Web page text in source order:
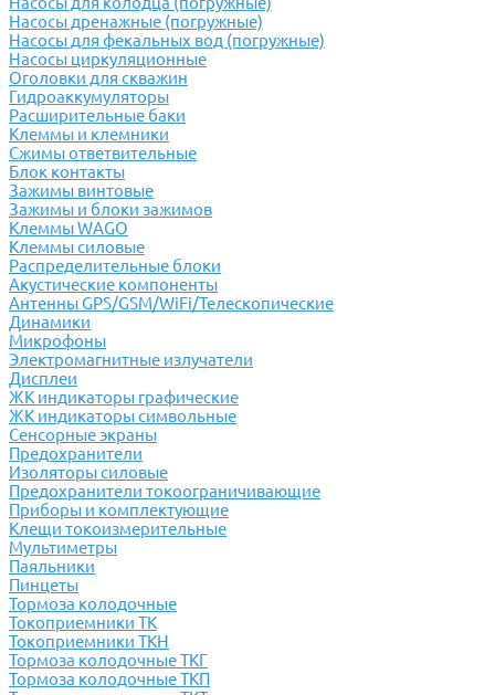
Насосы дренажные (погружные)
Насосы для фекальных вод (погружные)
Насосы циркуляционные
Оголовки для скважин
Гидроаккумуляторы
Расширительные баки
Клеммы и клемники
Cжимы ответвительные
Блок контакты
Зажимы винтовые
Зажимы и блоки зажимов
Клеммы WAGO
Клеммы силовые
Распределительные блоки
Акустические компоненты
Антенны GPS/GSM/WiFi/Телескопические
Динамики
Микрофоны
Электромагнитные излучатели
Дисплеи
ЖК индикаторы графические
ЖК индикаторы символьные
Сенсорные экраны
Предохранители
Изоляторы силовые
Предохранители токоограничивающие
Приборы и комплектующие
Клещи токоизмерительные
Мультиметры
Паяльники
Пинцеты
Тормоза колодочные
Токоприемники ТК
Токоприемники ТКН
Тормоза колодочные ТКГ
Тормоза колодочные ТКП